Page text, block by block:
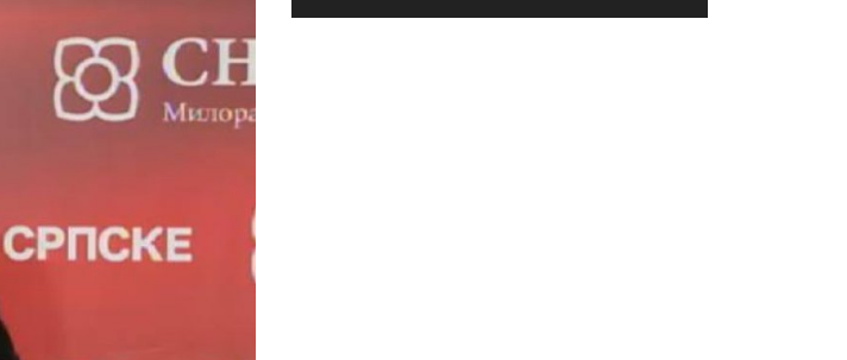
Gore/Dole